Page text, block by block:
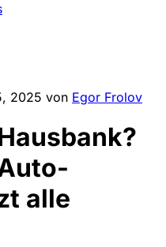
2025 von Egor Frolov
alle